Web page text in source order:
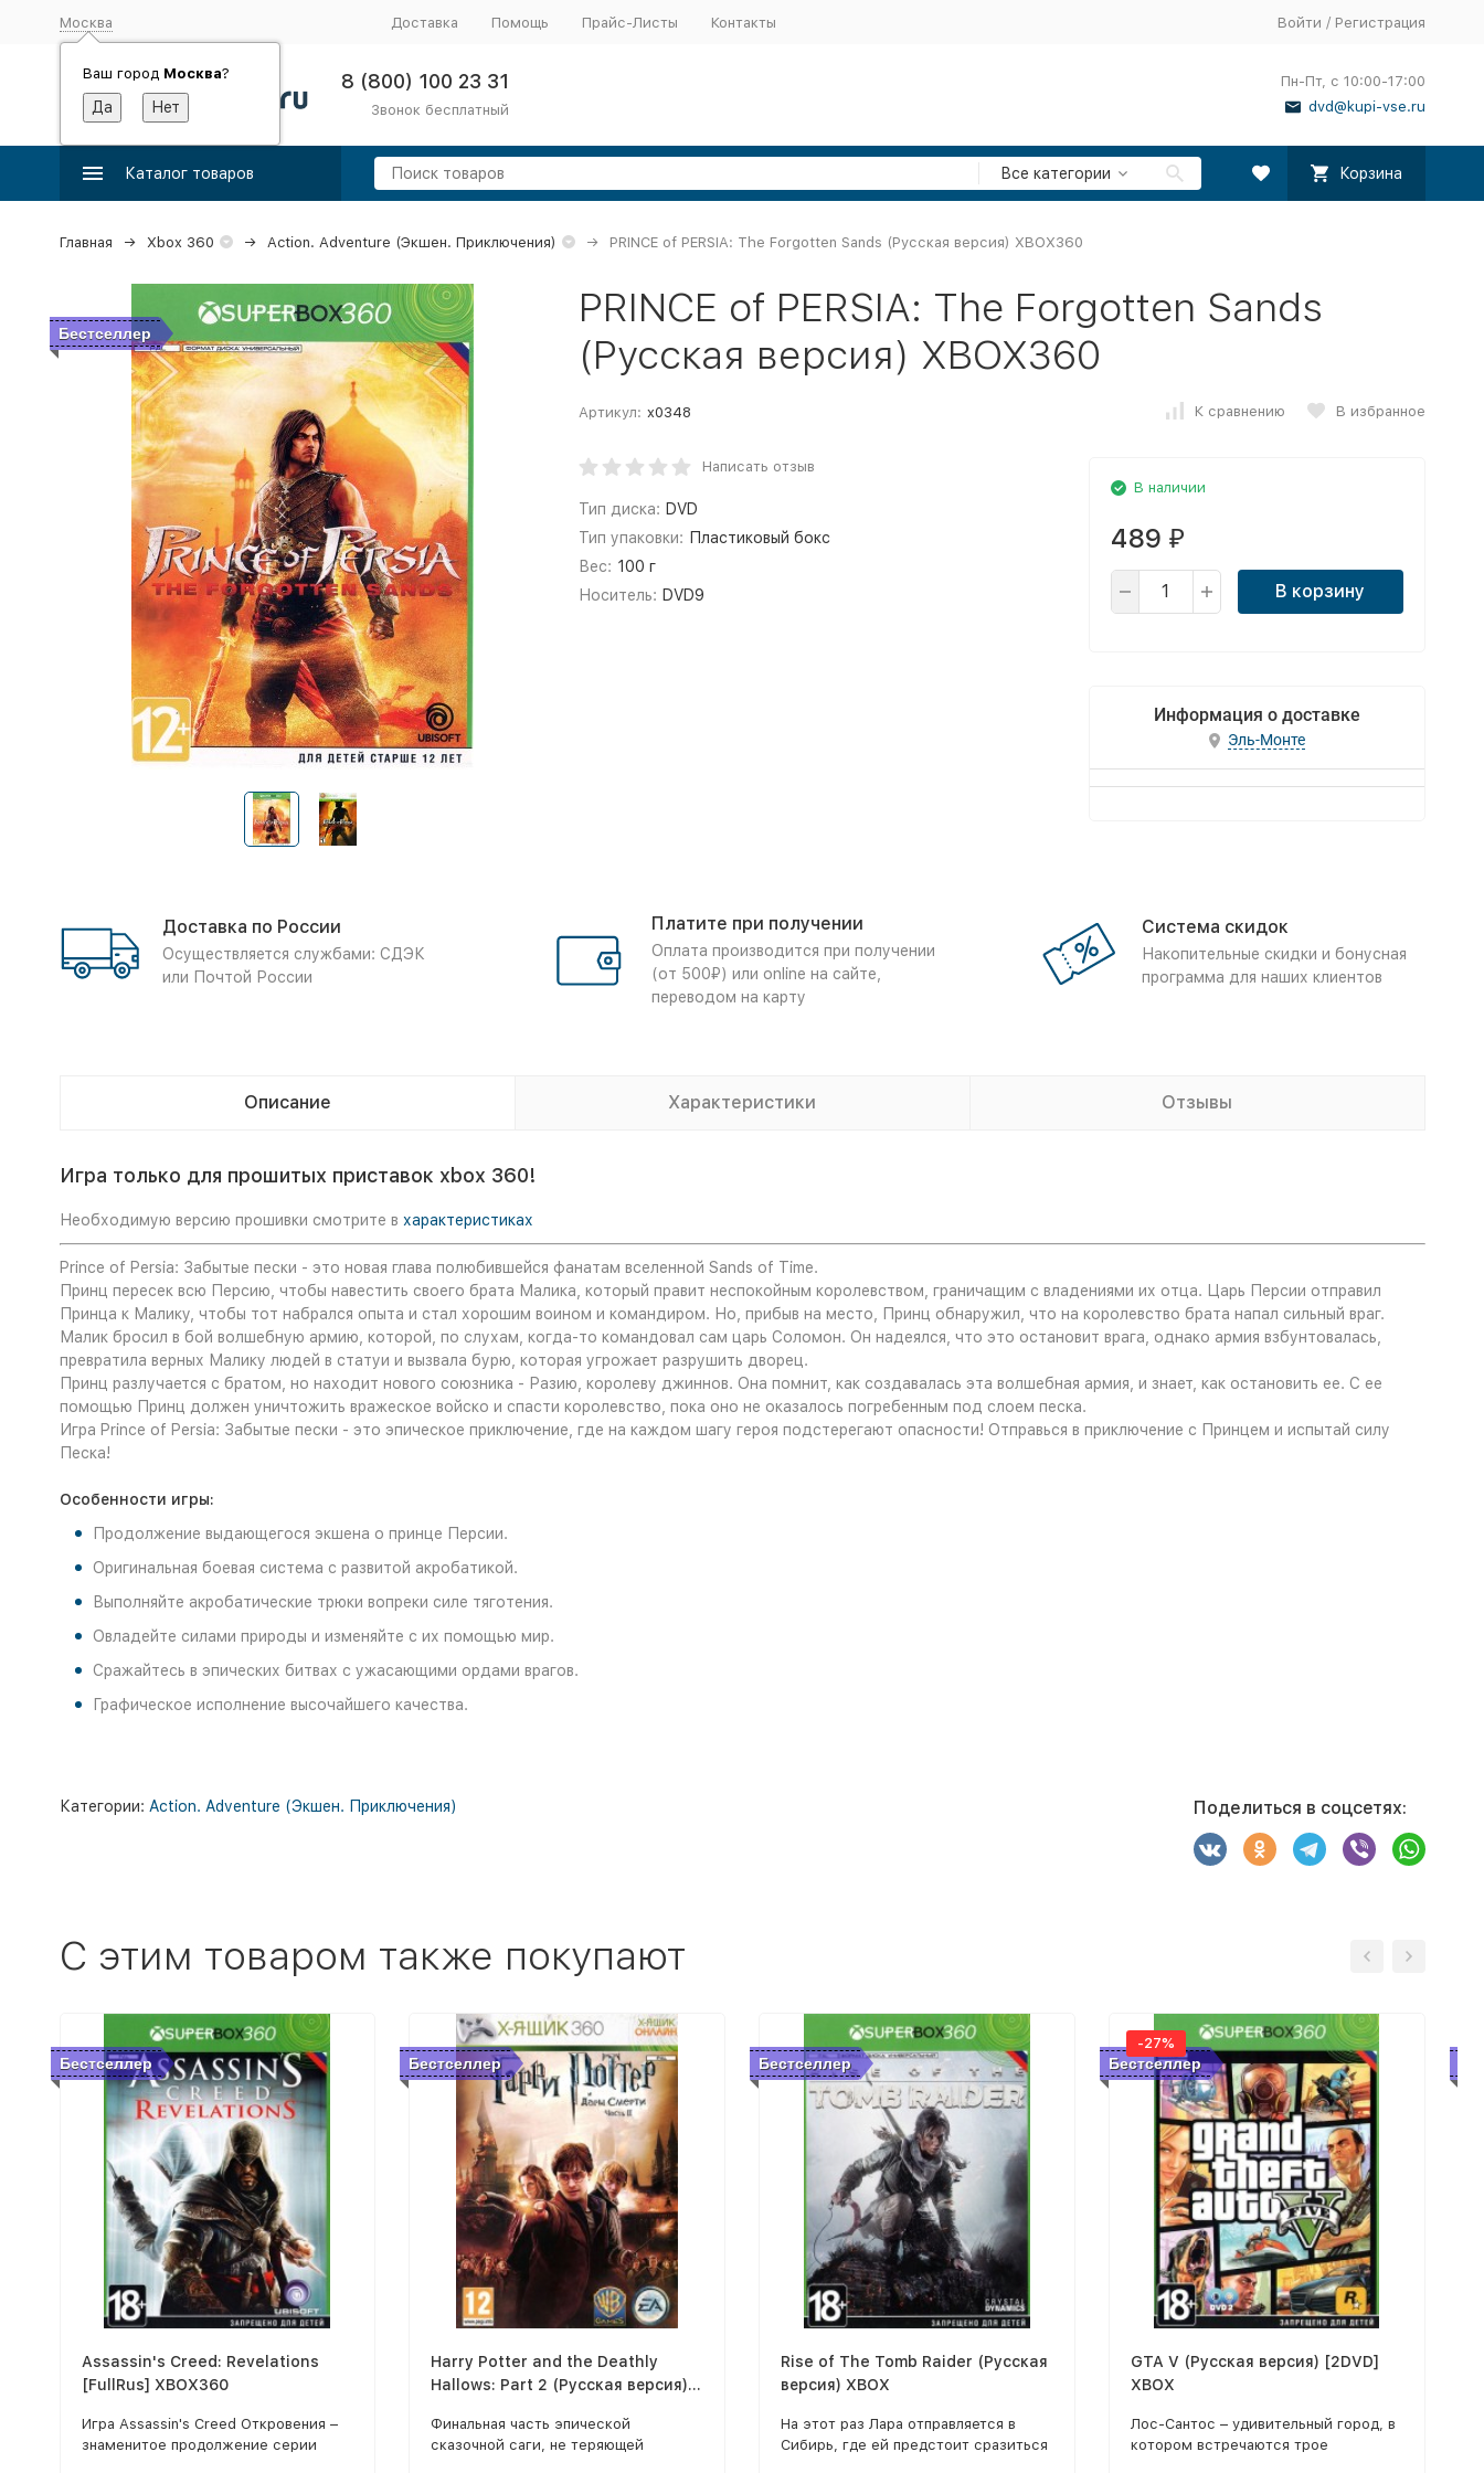
Москва
Ваш город Москва?
Доставка Помощь Прайс-Листы Контакты Войти / Регистрация
8 (800) 100 23 31
Звонок бесплатный
Пн-Пт, с 10:00-17:00
dvd@kupi-vse.ru
Каталог товаров Все категории Корзина
Главная Xbox 360 Action. Adventure (Экшен. Приключения) PRINCE of PERSIA: The Forgotten Sands (Русская версия) XBOX360
Бестселлер
PRINCE of PERSIA: The Forgotten Sands
(Русская версия) XBOX360
Артикул: x0348 К сравнению В избранное
Написать отзыв
Тип диска: DVD
Тип упаковки: Пластиковый бокс
Вес: 100 г
Носитель: DVD9
В наличии
489 ₽
В корзину
Информация о доставке
Эль-Монте
Доставка по России
Осуществляется службами: СДЭК
или Почтой России
Платите при получении
Оплата производится при получении
(от 500₽) или online на сайте,
переводом на карту
Система скидок
Накопительные скидки и бонусная
программа для наших клиентов
Описание Характеристики Отзывы
Игра только для прошитых приставок xbox 360!
Необходимую версию прошивки смотрите в характеристиках
Prince of Persia: Забытые пески - это новая глава полюбившейся фанатам вселенной Sands of Time.
Принц пересек всю Персию, чтобы навестить своего брата Малика, который правит неспокойным королевством, граничащим с владениями их отца. Царь Персии отправил
Принца к Малику, чтобы тот набрался опыта и стал хорошим воином и командиром. Но, прибыв на место, Принц обнаружил, что на королевство брата напал сильный враг.
Малик бросил в бой волшебную армию, которой, по слухам, когда-то командовал сам царь Соломон. Он надеялся, что это остановит врага, однако армия взбунтовалась,
превратила верных Малику людей в статуи и вызвала бурю, которая угрожает разрушить дворец.
Принц разлучается с братом, но находит нового союзника - Разию, королеву джиннов. Она помнит, как создавалась эта волшебная армия, и знает, как остановить ее. С ее
помощью Принц должен уничтожить вражеское войско и спасти королевство, пока оно не оказалось погребенным под слоем песка.
Игра Prince of Persia: Забытые пески - это эпическое приключение, где на каждом шагу героя подстерегают опасности! Отправься в приключение с Принцем и испытай силу
Песка!
Особенности игры:
Продолжение выдающегося экшена о принце Персии.
Оригинальная боевая система с развитой акробатикой.
Выполняйте акробатические трюки вопреки силе тяготения.
Овладейте силами природы и изменяйте с их помощью мир.
Сражайтесь в эпических битвах с ужасающими ордами врагов.
Графическое исполнение высочайшего качества.
Категории: Action. Adventure (Экшен. Приключения) Поделиться в соцсетях:
C этим товаром также покупают
Бестселлер
Assassin's Creed: Revelations
[FullRus] XBOX360
Игра Assassin's Creed Откровения –
знаменитое продолжение серии
Бестселлер
Harry Potter and the Deathly
Hallows: Part 2 (Русская версия)
Финальная часть эпической
сказочной саги, не теряющей
Бестселлер
Rise of The Tomb Raider (Русская
версия) XBOX
На этот раз Лара отправляется в
Сибирь, где ей предстоит сразиться
Бестселлер
-27%
GTA V (Русская версия) [2DVD]
XBOX
Лос-Сантос – удивительный город, в
котором встречаются трое